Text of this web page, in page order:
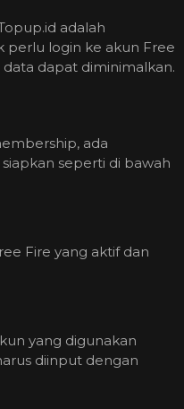
adalah
perlu login ke akun Free
dapat diminimalkan.
ada
seperti di bawah
Fire yang aktif dan
yang digunakan
diinput dengan